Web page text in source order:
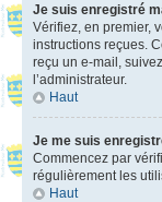
Je suis enregistré
Vérifiez, en premier,
instructions reçues.
reçu un e-mail,
l’administrateur.
Haut
Je me suis
Commencez par
régulièrement les
Haut